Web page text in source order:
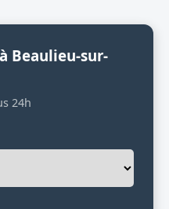
Beaulieu-sur-
24h